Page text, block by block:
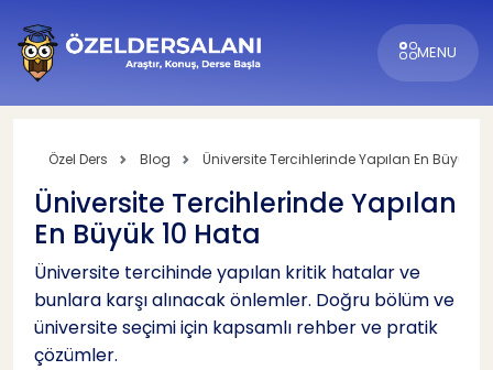
MENU
Özel Ders Blog Üniversite Tercihlerinde Yapılan En Büyük
Üniversite Tercihlerinde Yapılan
En Büyük 10 Hata
Üniversite tercihinde yapılan kritik hatalar ve
bunlara karşı alınacak önlemler. Doğru bölüm ve
üniversite seçimi için kapsamlı rehber ve pratik
çözümler.